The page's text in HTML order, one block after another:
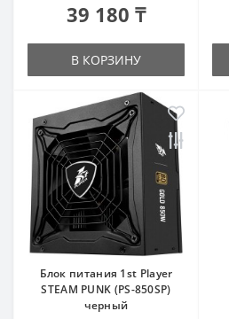
39 180 ₸
В КОРЗИНУ
Блок питания 1st Player
STEAM PUNK (PS-850SP)
черный